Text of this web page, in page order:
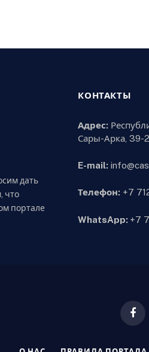
дать
что
портале
КОНТАКТЫ
Адрес:
Сары-Арка, 39-
E-mail:
Телефон: +7
WhatsApp: +7